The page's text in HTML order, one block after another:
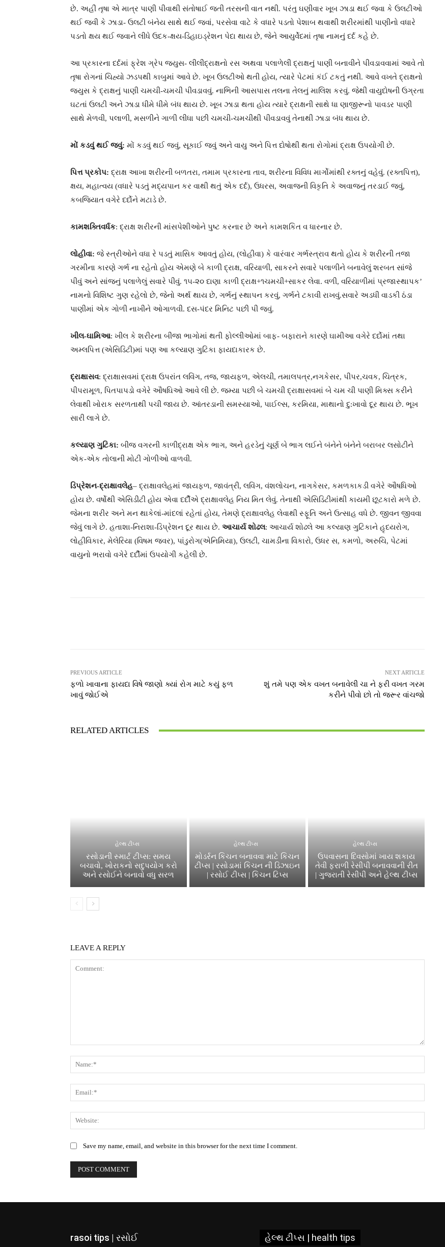
છે. અહીં તૃષા એ માત્ર પાણી પીવાથી સંતોષાઈ જતી તરસની વાત નથી. પરંતુ ઘણીવાર ખૂબ ઝાડા થઈ જવા કે ઉલટીઓ
થઈ જવી કે ઝાડા- ઉલટી બંનેય સાથે થઈ જવાં, પરસેવા વાટે કે વધારે પડતો પેશાબ થવાથી શરીરમાંથી પાણીનો વધારે
પડતો ક્ષય થઈ જવાને લીધે ઉદક-ક્ષય-ડિહાઇડ્રેશન પેદા થાય છે, જેને આયુર્વેદમાં તૃષા નામનું દર્દ કહે છે.
આ પ્રકારના દર્દમાં ફ્રેશ ગ્રેપ જ્યુસ- લીલીદ્રાક્ષનો રસ અથવા પલાળેલી દ્રાક્ષનું પાણી બનાવીને પીવડાવવામાં આવે તો
તૃષા રોગનાં ચિહ્યો ઝડપથી કાબુમાં આવે છે. ખૂબ ઉલટીઓ થતી હોય, ત્યારે પેટમાં કંઈ ટકતું નથી. આવે વખતે દ્રાક્ષનો
જ્યુસ કે દ્રાક્ષનું પાણી ચમચી-ચમચી પીવડાવવું. નાભિની આસપાસ તલના તેલનું માલિશ કરવું. જેથી વાયુદોષની ઉગ્રતા
ઘટતાં ઉલટી અને ઝાડા ધીમે ધીમે બંધ થાય છે. ખૂબ ઝાડા થતા હોય ત્યારે દ્રાક્ષની સાથે ધા ણાજીરૂનો પાવડર પાણી
સાથે મેળવી, પલાળી, મસળીને ગાળી લીધા પછી ચમચી-ચમચીથી પીવડાવવું તેનાથી ઝાડા બંધ થાય છે.
મોં કડવું થઈ જવું: મોં કડવું થઈ જવું, સૂકાઈ જવું અને વાયુ અને પિત્ત દોષોથી થતા રોગોમાં દ્રાક્ષ ઉપયોગી છે.
પિત્ત પ્રકોપ: દ્રાક્ષ આખા શરીરની બળતરા, તમામ પ્રકારના તાવ, શરીરના વિવિધ માર્ગોમાંથી રક્તનું વહેવું. (રક્તપિત્ત),
ક્ષય, મહાત્વય (વધારે પડતું મદ્યપાન કર વાથી થતું એક દર્દ), ઉધરસ, અવાજની વિકૃતિ કે અવાજનું તરડાઈ જવું,
કબજિયાત વગેરે દર્દોને મટાડે છે.
કામશક્તિવર્ધક: દ્રાક્ષ શરીરની માંસપેશીઓને પુષ્ટ કરનાર છે અને કામશકિત વ ધારનાર છે.
લોહીવા: જે સ્ત્રીઓને વધા રે પડતું માસિક આવતું હોય, (લોહીવા) કે વારંવાર ગર્ભસ્ત્રાવ થતો હોય કે શરીરની તજા
ગરમીના કારણે ગર્ભ ના રહેતો હોય એમણે બે કાળી દ્રાક્ષ, વરિયાળી, સાકરને સવારે પલાળીને બનાવેલું શરબત સાંજે
પીવું અને સાંજનું પલાળેલું સવારે પીવું. ૧૫-૨૦ દાણા કાળી દ્રાક્ષ+૧ચમચી+સાકર લેવા. વળી, વરિયાળીમાં પ્રજાસ્થાપક’
નામનો વિશિષ્ટ ગુણ રહેલો છે, જેનો અર્થ થાય છે, ગર્ભનું સ્થાપન કરવું, ગર્ભને ટકાવી રાખવું.સવારે અડધી વાડકી ઠંડા
પાણીમાં એક ગોળી નાખીને ઓગાળવી. દસ-પંદર મિનિટ પછી પી જવું.
ખીલ-ઘામિઆ: ખીલ કે શરીરના બીજા ભાગોમાં થતી ફોલ્લીઓમાં બાફ- બફારાને કારણે ઘામીઆ વગેરે દર્દોમાં તથા
અમ્લપિત્ત (એસિડિટી)માં પણ આ કલ્યાણ ગુટિકા ફાયદાકારક છે.
દ્રાક્ષાસવ: દ્રાક્ષાસવમાં દ્રાક્ષ ઉપરાંત લવિંગ, તજ, જાયફળ, એલચી, તમાલપત્ર,નગકેસર, પીપર,ચવક, ચિત્રક,
પીપરામૂળ, પિતપાપડો વગેરે ઔષઘિઓ આવે લી છે. જમ્યા પછી બે ચમચી દ્રાક્ષાસવમાં બે ચમ ચી પાણી મિક્સ કરીને
લેવાથી ખોરાક સરળતાથી પચી જાય છે. આંતરડાની સમસ્યાઓ, પાઈલ્સ, કરમિયા, માથાનો દુ:ખાવો દૂર થાય છે. ભૂખ
સારી લાગે છે.
કલ્યાણ ગુટિકા: બીજ વગરની કાળીદ્રાક્ષ એક ભાગ, અને હરડેનું ચૂર્ણ બે ભાગ લઈને બંનેને બંનેને બરાબર લસોટીને
એક-એક તોલાની મોટી ગોળીઓ વાળવી.
ડિપ્રેશન-દ્રાક્ષાવલેહ– દ્રાક્ષાવલેહમાં જાયફળ, જાવંત્રી, લવિંગ, વંશલોચન, નાગકેસર, કમળકાકડી વગેરે ઔષધિઓ
હોય છે. વર્ષોથી એસિડીટી હોય એવા દર્દીએ દ્રાક્ષાવલેહ નિય મિત લેવું. તેનાથી એસિડિટીમાંથી કાયમી છૂટકારો મળે છે.
જેમના શરીર અને મન થાકેલાં-માંદલાં રહેતાં હોય, તેમણે દ્રાક્ષાવલેહ લેવાથી સ્ફૂતિ અને ઉત્સાહ વધે છે. જીવન જીવવા
જેવું લાગે છે. હતાશા-નિરાશા-ડિપ્રેશન દૂર થાય છે. આચાર્ય શોઢલ: આચાર્ય શોઢલે આ કલ્યાણ ગુટિકાને હૃદયરોગ,
લોહીવિકાર, મેલેરિયા (વિષમ જ્વર), પાંડુરોગ(એનિમિયા), ઉલટી, ચામડીના વિકારો, ઉધર સ, કમળો, અરુચિ, પેટમાં
વાયુનો ભરાવો વગેરે દર્દીમાં ઉપયોગી કહેલી છે.
PREVIOUS ARTICLE
ફળો ખાવાના ફાયદા વિષે જાણો ક્યાં રોગ માટે કયું ફળ
ખાવું જોઈએ
NEXT ARTICLE
શું તમે પણ એક વખત બનાવેલી ચા ને ફરી વખત ગરમ
કરીને પીવો છો તો જરૂર વાંચજો
RELATED ARTICLES
હેલ્થ ટીપ્સ
રસોડાની સ્માર્ટ ટીપ્સ: સમય
બચાવો, ખોરાકનો સદુપયોગ કરો
અને રસોઈને બનાવો વધુ સરળ
હેલ્થ ટીપ્સ
મોડર્રન કિચન બનાવવા માટે કિચન
ટીપ્સ | રસોડામાં કિચન ની ડિઝાઇન
| રસોઈ ટીપ્સ | કિચન ટિપ્સ
હેલ્થ ટીપ્સ
ઉપવાસના દિવસોમાં ખાય શકાય
તેવી ફરાળી રેસીપી બનાવવાની રીત
| ગુજરાતી રેસીપી અને હેલ્થ ટીપ્સ
LEAVE A REPLY
Save my name, email, and website in this browser for the next time I comment.
rasoi tips | રસોઈ હેલ્થ ટીપ્સ | health tips